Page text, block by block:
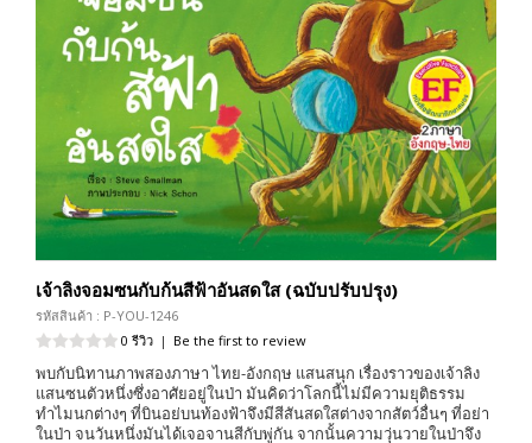
เจ้าลิงจอมซนกับก้นสีฟ้าอันสดใส (ฉบับปรับปรุง)
รหัสสินค้า : P-YOU-1246
0 รีวิว | Be the first to review
พบกับนิทานภาพสองภาษา ไทย-อังกฤษ แสนสนุก เรื่องราวของเจ้าลิง
แสนซนตัวหนึ่งซึ่งอาศัยอยู่ในป่า มันคิดว่าโลกนี้ไม่มีความยุติธรรม
ทำไมนกต่างๆ ที่บินอย่บนท้องฟ้าจึงมีสีสันสดใสต่างจากสัตว์อื่นๆ ที่อย่า
ในป่า จนวันหนึ่งมันได้เจอจานสีกับพู่กัน จากนั้นความวุ่นวายในป่าจึง